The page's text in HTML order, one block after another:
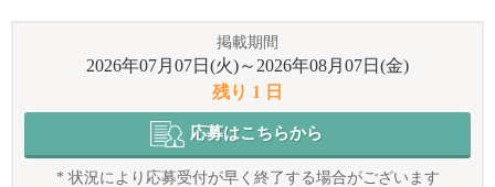
掲載期間
2026年07月07日(火)～2026年08月07日(金)
残り 1 日
応募はこちらから
* 状況により応募受付が早く終了する場合がございます